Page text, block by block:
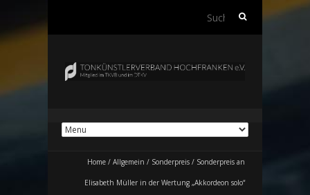
Suchen
Home / Allgemein / Sonderpreis / Sonderpreis an
Elisabeth Müller in der Wertung „Akkordeon solo“